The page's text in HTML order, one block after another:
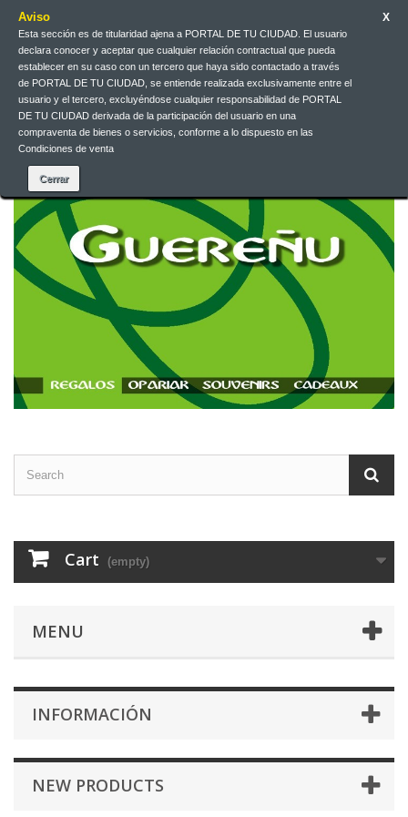
Aviso
Esta sección es de titularidad ajena a PORTAL DE TU CIUDAD. El usuario
declara conocer y aceptar que cualquier relación contractual que pueda
establecer en su caso con un tercero que haya sido contactado a través
de PORTAL DE TU CIUDAD, se entiende realizada exclusivamente entre el
usuario y el tercero, excluyéndose cualquier responsabilidad de PORTAL
DE TU CIUDAD derivada de la participación del usuario en una
compraventa de bienes o servicios, conforme a lo dispuesto en las
Condiciones de venta
X
EUR
English
Contact us
Cart (empty)
MENU
INFORMACIÓN
NEW PRODUCTS